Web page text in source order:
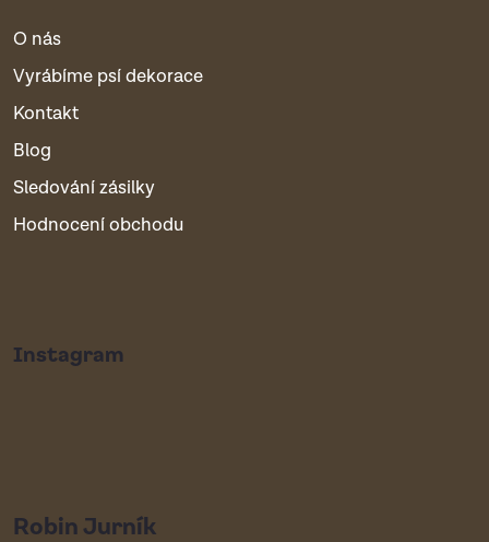
O nás
Vyrábíme psí dekorace
Kontakt
Blog
Sledování zásilky
Hodnocení obchodu
Instagram
Robin Jurník